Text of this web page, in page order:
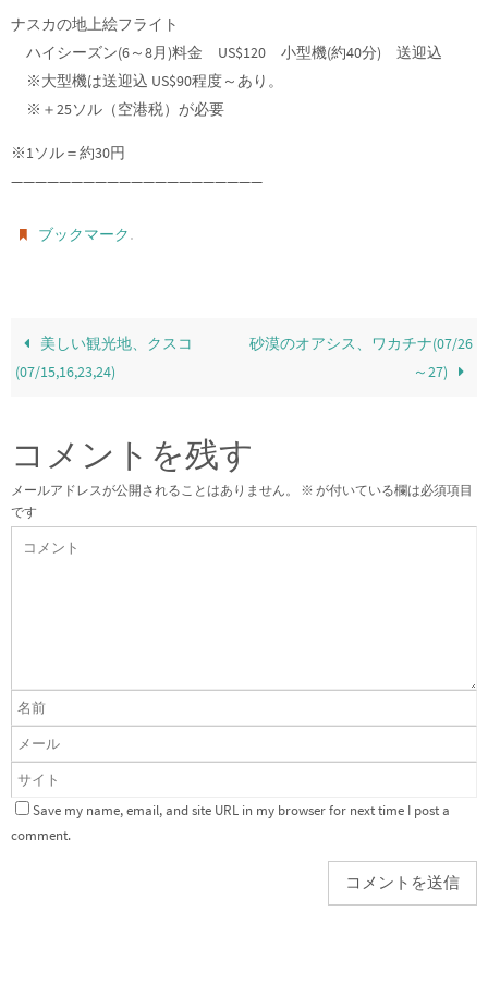
ナスカの地上絵フライト
ハイシーズン(6～8月)料金 US$120 小型機(約40分) 送迎込
※大型機は送迎込 US$90程度～あり。
※＋25ソル（空港税）が必要
※1ソル＝約30円
—————————————————————
ブックマーク.
美しい観光地、クスコ
(07/15,16,23,24)
砂漠のオアシス、ワカチナ(07/26
～27)
コメントを残す
メールアドレスが公開されることはありません。 ※ が付いている欄は必須項目
です
Save my name, email, and site URL in my browser for next time I post a
comment.